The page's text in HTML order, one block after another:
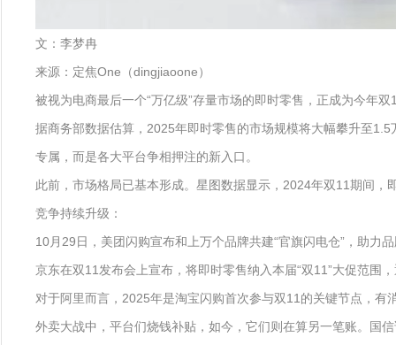
文：李梦冉
来源：定焦One（dingjiaoone）
被视为电商最后一个“万亿级”存量市场的即时零售，正成为今年双
据商务部数据估算，2025年即时零售的市场规模将大幅攀升至
专属，而是各大平台争相押注的新入口。
此前，市场格局已基本形成。星图数据显示，2024年双11期间
竞争持续升级：
10月29日，美团闪购宣布和上万个品牌共建“官旗闪电仓”，助力
京东在双11发布会上宣布，将即时零售纳入本届“双11”大促范围
对于阿里而言，2025年是淘宝闪购首次参与双11的关键节点，有
外卖大战中，平台们烧钱补贴，如今，它们则在算另一笔账。国